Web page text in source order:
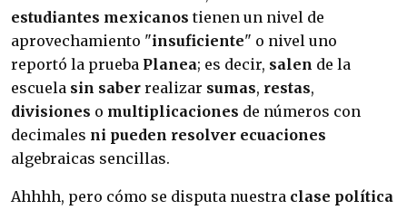
estudiantes mexicanos tienen un nivel de
aprovechamiento "insuficiente" o nivel uno
reportó la prueba Planea; es decir, salen de la
escuela sin saber realizar sumas, restas,
divisiones o multiplicaciones de números con
decimales ni pueden resolver ecuaciones
algebraicas sencillas.
Ahhhh, pero cómo se disputa nuestra clase política